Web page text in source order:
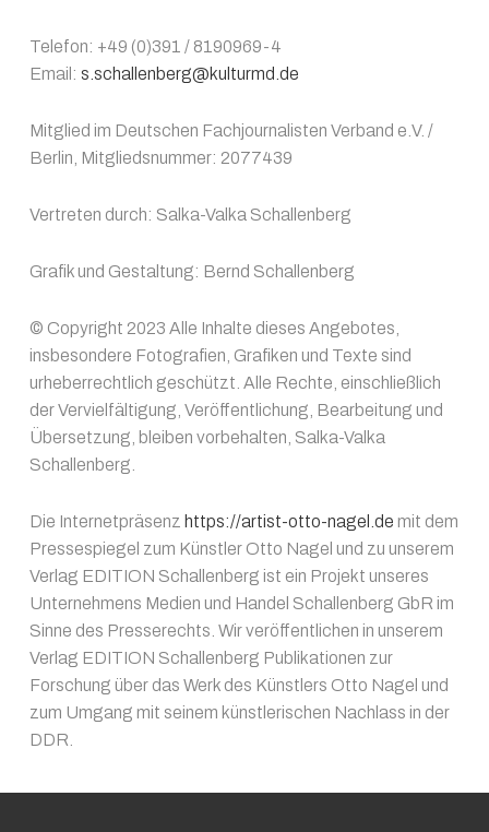
Telefon: +49 (0)391 / 8190969-4
Email: s.schallenberg@kulturmd.de
Mitglied im Deutschen Fachjournalisten Verband e.V. /
Berlin, Mitgliedsnummer: 2077439
Vertreten durch: Salka-Valka Schallenberg
Grafik und Gestaltung: Bernd Schallenberg
© Copyright 2023 Alle Inhalte dieses Angebotes,
insbesondere Fotografien, Grafiken und Texte sind
urheberrechtlich geschützt. Alle Rechte, einschließlich
der Vervielfältigung, Veröffentlichung, Bearbeitung und
Übersetzung, bleiben vorbehalten, Salka-Valka
Schallenberg.
Die Internetpräsenz https://artist-otto-nagel.de mit dem
Pressespiegel zum Künstler Otto Nagel und zu unserem
Verlag EDITION Schallenberg ist ein Projekt unseres
Unternehmens Medien und Handel Schallenberg GbR im
Sinne des Presserechts. Wir veröffentlichen in unserem
Verlag EDITION Schallenberg Publikationen zur
Forschung über das Werk des Künstlers Otto Nagel und
zum Umgang mit seinem künstlerischen Nachlass in der
DDR.